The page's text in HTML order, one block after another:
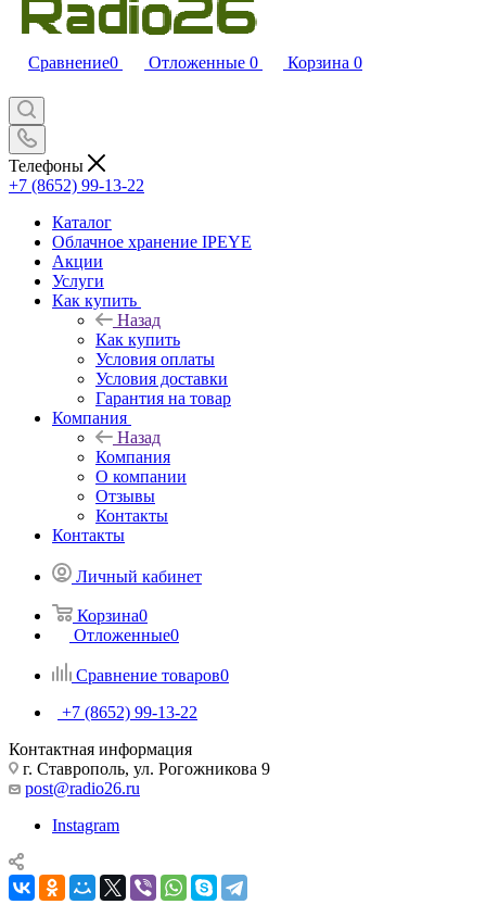
Сравнение0 Отложенные 0 Корзина 0
Телефоны
+7 (8652) 99-13-22
Каталог
Облачное хранение IPEYE
Акции
Услуги
Как купить
Назад
Как купить
Условия оплаты
Условия доставки
Гарантия на товар
Компания
Назад
Компания
О компании
Отзывы
Контакты
Контакты
Личный кабинет
Корзина0
Отложенные0
Сравнение товаров0
+7 (8652) 99-13-22
Контактная информация
г. Ставрополь, ул. Рогожникова 9
post@radio26.ru
Instagram